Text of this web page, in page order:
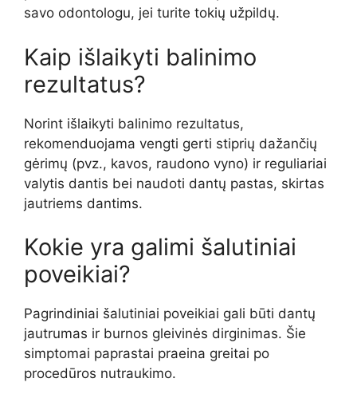
savo odontologu, jei turite tokių užpildų.
Kaip išlaikyti balinimo
rezultatus?
Norint išlaikyti balinimo rezultatus,
rekomenduojama vengti gerti stiprių dažančių
gėrimų (pvz., kavos, raudono vyno) ir reguliariai
valytis dantis bei naudoti dantų pastas, skirtas
jautriems dantims.
Kokie yra galimi šalutiniai
poveikiai?
Pagrindiniai šalutiniai poveikiai gali būti dantų
jautrumas ir burnos gleivinės dirginimas. Šie
simptomai paprastai praeina greitai po
procedūros nutraukimo.